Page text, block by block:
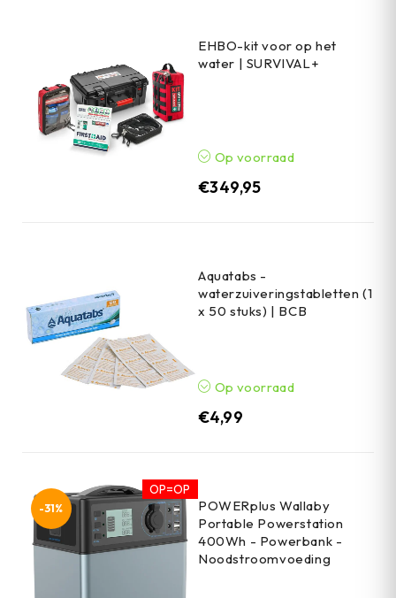
EHBO-kit voor op het
water | SURVIVAL+
Op voorraad
€349,95
Aquatabs -
waterzuiveringstabletten (1
x 50 stuks) | BCB
Op voorraad
€4,99
OP=OP
-31%
POWERplus Wallaby
Portable Powerstation
400Wh - Powerbank -
Noodstroomvoeding